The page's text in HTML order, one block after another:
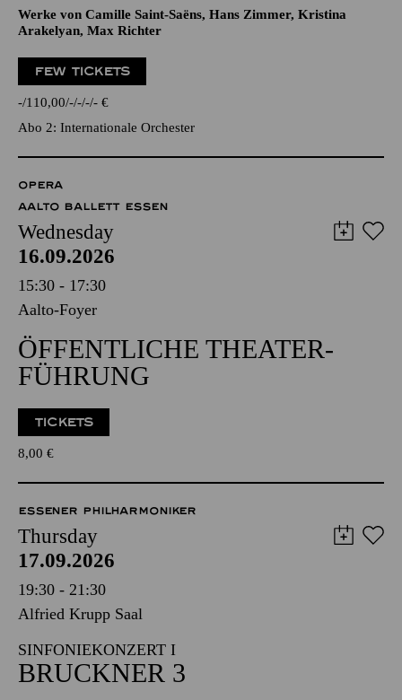
Werke von Camille Saint-Saëns, Hans Zimmer, Kristina
Arakelyan, Max Richter
FEW TICKETS
- 110,00 - - - - €
Abo 2: Internationale Orchester
OPERA
AALTO BALLETT ESSEN
Wednesday
16.09.2026
15:30 - 17:30
Aalto-Foyer
ÖFFENTLICHE THEATER­
FÜHRUNG
TICKETS
8,00 €
ESSENER PHILHARMONIKER
Thursday
17.09.2026
19:30 - 21:30
Alfried Krupp Saal
SINFONIEKONZERT I
BRUCKNER 3